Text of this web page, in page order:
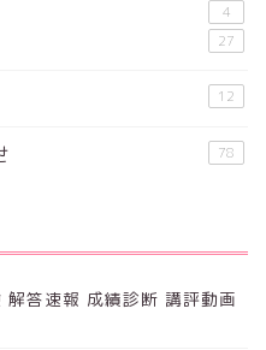
4
27
12
78
答速報 成績診断 講評動画